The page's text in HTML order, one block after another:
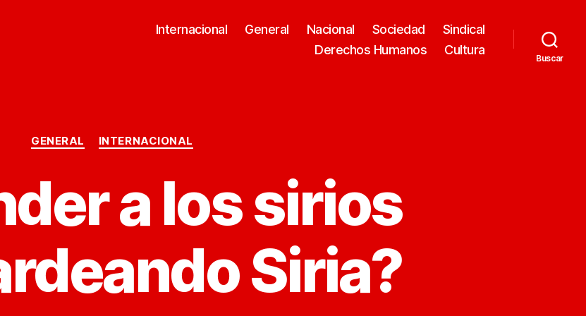
Internacional General Nacional Sociedad
Sindical
Derechos Humanos
Cultura
Buscar
Categorías
GENERAL INTERNACIONAL
a los sirios
Siria?